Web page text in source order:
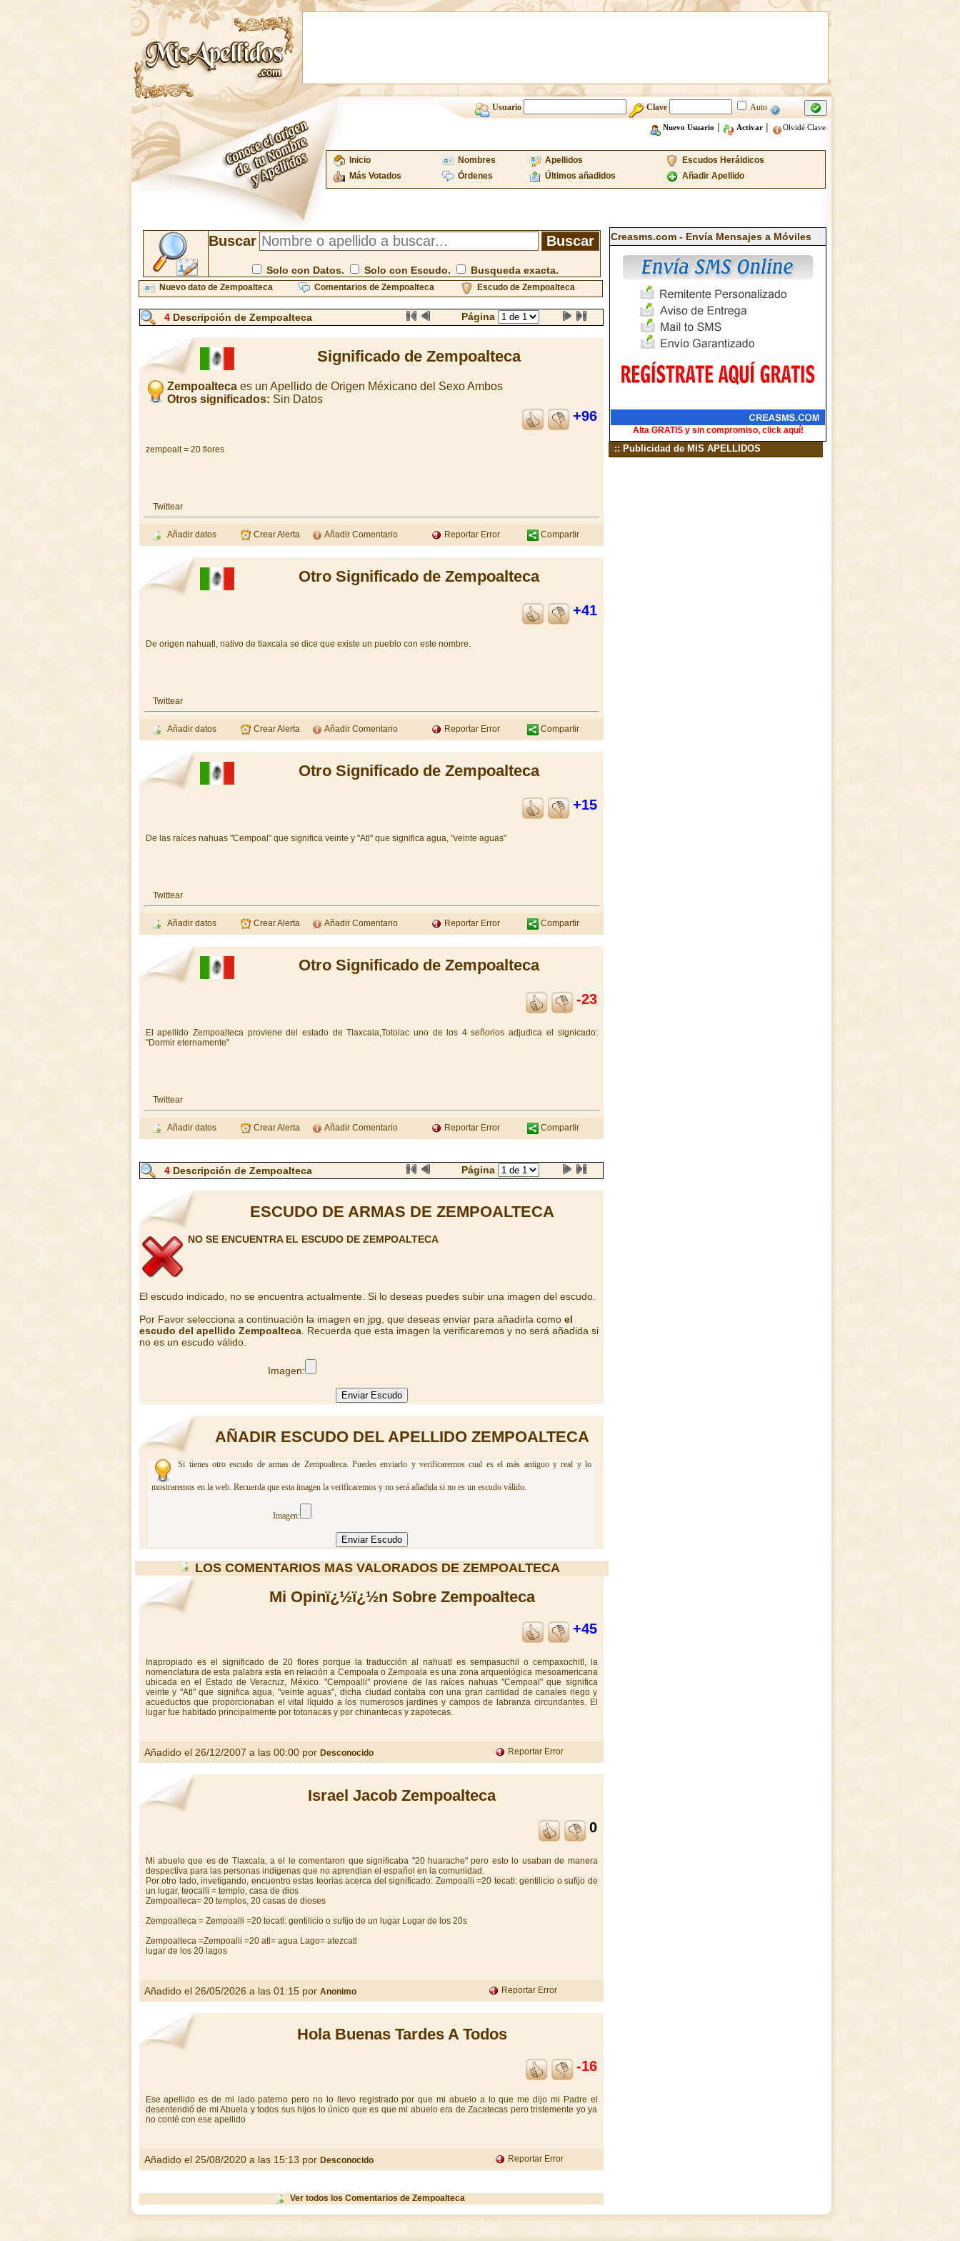
Usuario Clave Auto
Nuevo Usuario | Activar| Olvidé Clave
Inicio Nombres Apellidos
Escudos Heráldicos
Más Votados
Órdenes Últimos añadidos Añadir Apellido
Buscar
Solo con Datos. Solo con Escudo. Busqueda exacta.
Nuevo dato de Zempoalteca Comentarios de Zempoalteca Escudo de Zempoalteca
4 Descripción de Zempoalteca Página
Significado de Zempoalteca
Zempoaltecaes un Apellido de Origen Méxicano del Sexo Ambos
Otros significados: Sin Datos
+96
zempoalt = 20 flores
Twittear
Añadir datos Crear Alerta Añadir Comentario Reportar Error Compartir
Otro Significado de Zempoalteca
+41
De origen nahuatl, nativo de tlaxcala se dice que existe un pueblo con este nombre.
Twittear
Añadir datos Crear Alerta Añadir Comentario Reportar Error Compartir
Otro Significado de Zempoalteca
+15
De las raíces nahuas "Cempoal" que significa veinte y "Atl" que significa agua, "veinte aguas"
Twittear
Añadir datos Crear Alerta Añadir Comentario Reportar Error Compartir
Otro Significado de Zempoalteca
-23
El apellido Zempoalteca proviene del estado de Tlaxcala,Totolac uno de los 4 señorios adjudica el signicado:
"Dormir eternamente"
Twittear
Añadir datos Crear Alerta Añadir Comentario Reportar Error Compartir
4 Descripción de Zempoalteca Página
ESCUDO DE ARMAS DE ZEMPOALTECA
NO SE ENCUENTRA EL ESCUDO DE ZEMPOALTECA
El escudo indicado, no se encuentra actualmente. Si lo deseas puedes subir una imagen del escudo.
Por Favor selecciona a continuación la imagen en jpg, que deseas enviar para añadirla como el
escudo del apellido Zempoalteca . Recuerda que esta imagen la verificaremos y no será añadida si
no es un escudo válido.
Imagen:
AÑADIR ESCUDO DEL APELLIDO ZEMPOALTECA
Si tienes otro escudo de armas de Zempoalteca. Puedes enviarlo y verificaremos cual es el más antiguo y real y lo
mostraremos en la web. Recuerda que esta imagen la verificaremos y no será añadida si no es un escudo válido.
Imagen:
LOS COMENTARIOS MAS VALORADOS DE ZEMPOALTECA
Mi Opinï¿½ï¿½n Sobre Zempoalteca
+45
Inapropiado es el significado de 20 flores porque la traducción al nahuatl es sempasuchil o cempaxochitl, la
nomenclatura de esta palabra esta en relación a Cempoala o Zempoala es una zona arqueológica mesoamericana
ubicada en el Estado de Veracruz, México. "Cempoalli" proviene de las raíces nahuas "Cempoal" que significa
veinte y "Atl" que significa agua, "veinte aguas", dicha ciudad contaba con una gran cantidad de canales riego y
acueductos que proporcionaban el vital líquido a los numerosos jardines y campos de labranza circundantes. El
lugar fue habitado principalmente por totonacas y por chinantecas y zapotecas.
Añadido el 26/12/2007 a las 00:00 por Desconocido Reportar Error
Israel Jacob Zempoalteca
0
Mi abuelo que es de Tlaxcala, a el le comentaron que significaba "20 huarache" pero esto lo usaban de manera
despectiva para las personas indigenas que no aprendian el español en la comunidad.
Por otro lado, invetigando, encuentro estas teorias acerca del significado: Zempoalli =20 tecatl: gentilicio o sufijo de
un lugar, teocalli = templo, casa de dios
Zempoalteca= 20 templos, 20 casas de dioses
Zempoalteca = Zempoalli =20 tecatl: gentilicio o sufijo de un lugar Lugar de los 20s
Zempoalteca =Zempoalli =20 atl= agua Lago= atezcatl
lugar de los 20 lagos
Añadido el 26/05/2026 a las 01:15 por Anonimo Reportar Error
Hola Buenas Tardes A Todos
-16
Ese apellido es de mi lado paterno pero no lo llevo registrado por que mi abuelo a lo que me dijo mi Padre el
desentendió de mi Abuela y todos sus hijos lo único que es que mi abuelo era de Zacatecas pero tristemente yo ya
no conté con ese apellido
Añadido el 25/08/2020 a las 15:13 por Desconocido Reportar Error
Ver todos los Comentarios de Zempoalteca
Creasms.com - Envía Mensajes a Móviles
Alta GRATIS y sin compromiso, click aquí!
:: Publicidad de MIS APELLIDOS